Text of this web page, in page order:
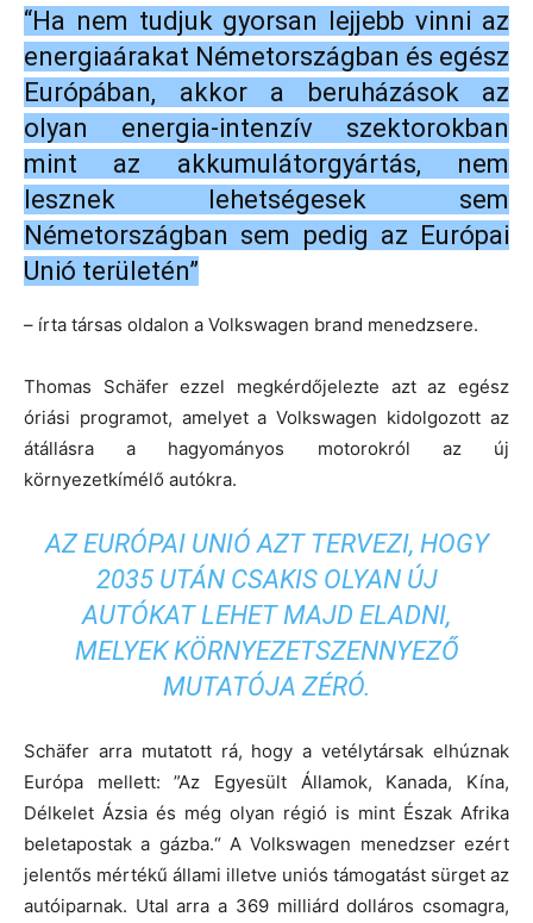
“Ha nem tudjuk gyorsan lejjebb vinni az
energiaárakat Németországban és egész
Európában, akkor a beruházások az
olyan energia-intenzív szektorokban
mint az akkumulátorgyártás, nem
lesznek lehetségesek sem
Németországban sem pedig az Európai
Unió területén”
– írta társas oldalon a Volkswagen brand menedzsere.
Thomas Schäfer ezzel megkérdőjelezte azt az egész
óriási programot, amelyet a Volkswagen kidolgozott az
átállásra a hagyományos motorokról az új
környezetkímélő autókra.
AZ EURÓPAI UNIÓ AZT TERVEZI, HOGY
2035 UTÁN CSAKIS OLYAN ÚJ
AUTÓKAT LEHET MAJD ELADNI,
MELYEK KÖRNYEZETSZENNYEZŐ
MUTATÓJA ZÉRÓ.
Schäfer arra mutatott rá, hogy a vetélytársak elhúznak
Európa mellett: ”Az Egyesült Államok, Kanada, Kína,
Délkelet Ázsia és még olyan régió is mint Észak Afrika
beletapostak a gázba.“ A Volkswagen menedzser ezért
jelentős mértékű állami illetve uniós támogatást sürget az
autóiparnak. Utal arra a 369 milliárd dolláros csomagra,